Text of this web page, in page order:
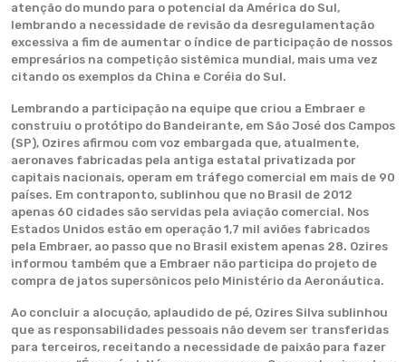
atenção do mundo para o potencial da América do Sul,
lembrando a necessidade de revisão da desregulamentação
excessiva a fim de aumentar o índice de participação de nossos
empresários na competição sistêmica mundial, mais uma vez
citando os exemplos da China e Coréia do Sul.
Lembrando a participação na equipe que criou a Embraer e
construiu o protótipo do Bandeirante, em São José dos Campos
(SP), Ozires afirmou com voz embargada que, atualmente,
aeronaves fabricadas pela antiga estatal privatizada por
capitais nacionais, operam em tráfego comercial em mais de 90
países. Em contraponto, sublinhou que no Brasil de 2012
apenas 60 cidades são servidas pela aviação comercial. Nos
Estados Unidos estão em operação 1,7 mil aviões fabricados
pela Embraer, ao passo que no Brasil existem apenas 28. Ozires
informou também que a Embraer não participa do projeto de
compra de jatos supersônicos pelo Ministério da Aeronáutica.
Ao concluir a alocução, aplaudido de pé, Ozires Silva sublinhou
que as responsabilidades pessoais não devem ser transferidas
para terceiros, receitando a necessidade de paixão para fazer